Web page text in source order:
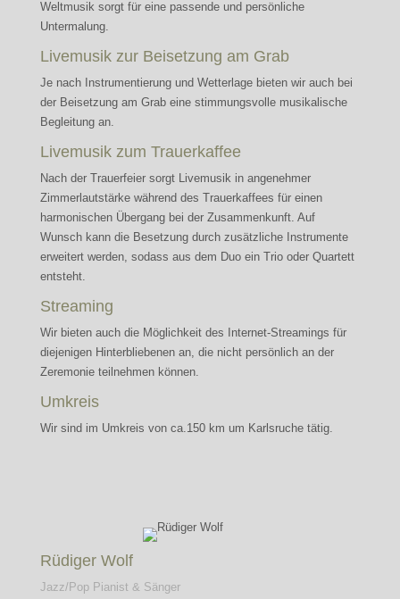
Weltmusik sorgt für eine passende und persönliche
Untermalung.
Livemusik zur Beisetzung am Grab
Je nach Instrumentierung und Wetterlage bieten wir auch bei
der Beisetzung am Grab eine stimmungsvolle musikalische
Begleitung an.
Livemusik zum Trauerkaffee
Nach der Trauerfeier sorgt Livemusik in angenehmer
Zimmerlautstärke während des Trauerkaffees für einen
harmonischen Übergang bei der Zusammenkunft. Auf
Wunsch kann die Besetzung durch zusätzliche Instrumente
erweitert werden, sodass aus dem Duo ein Trio oder Quartett
entsteht.
Streaming
Wir bieten auch die Möglichkeit des Internet-Streamings für
diejenigen Hinterbliebenen an, die nicht persönlich an der
Zeremonie teilnehmen können.
Umkreis
Wir sind im Umkreis von ca.150 km um Karlsruche tätig.
Rüdiger Wolf
Jazz/Pop Pianist & Sänger